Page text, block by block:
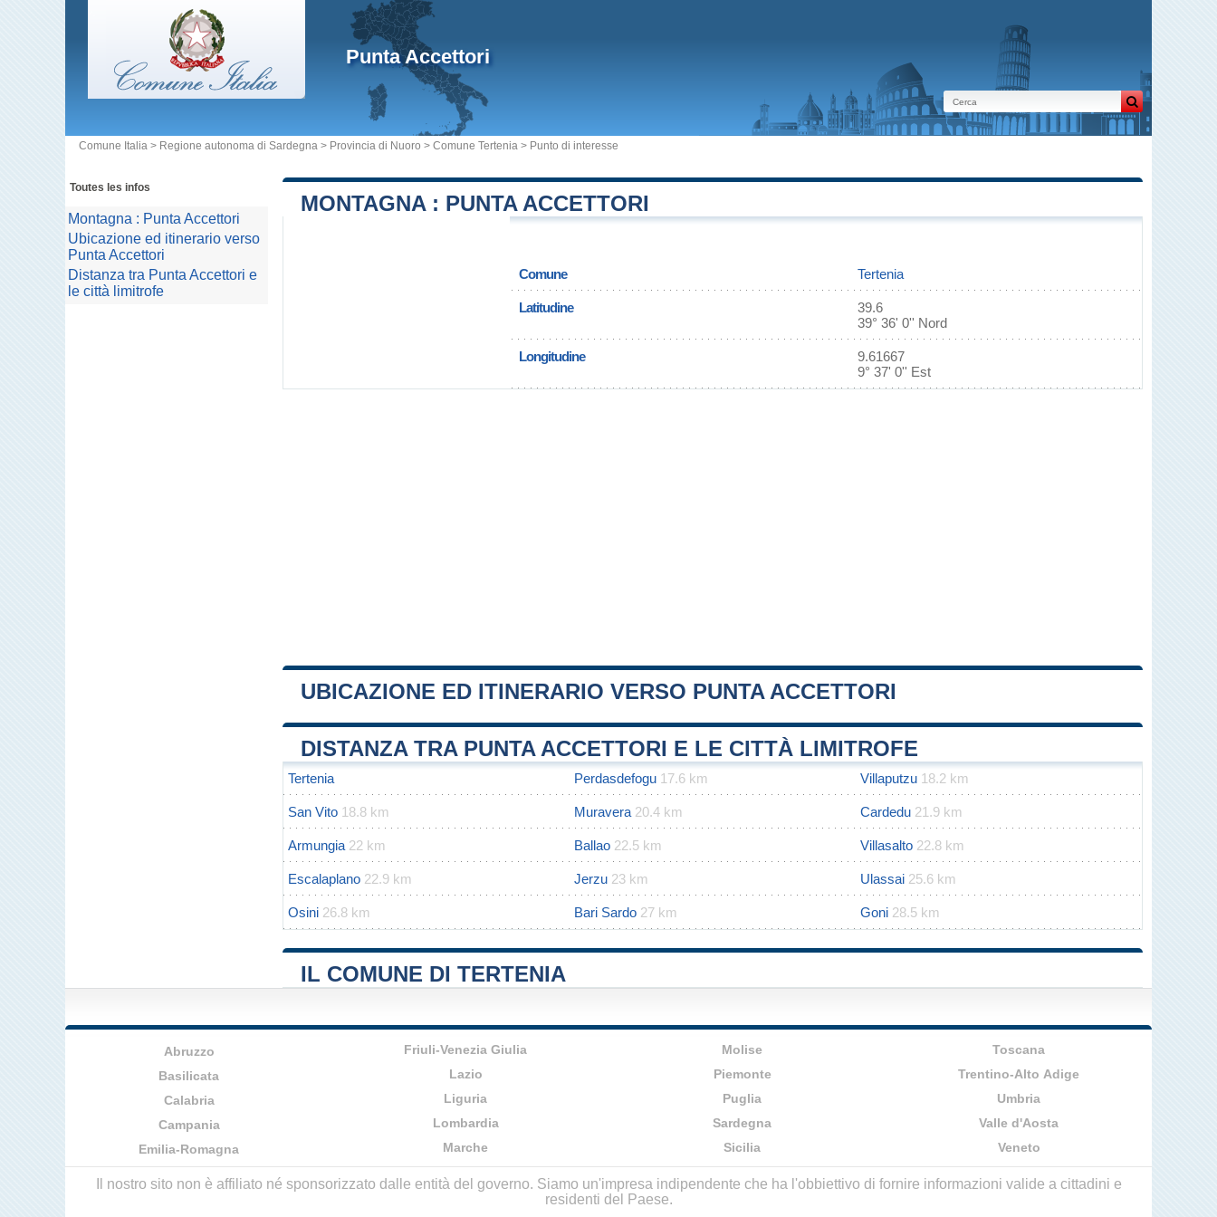
Punta Accettori
Comune Italia > Regione autonoma di Sardegna > Provincia di Nuoro > Comune Tertenia > Punto di interesse
MONTAGNA : PUNTA ACCETTORI
Comune Tertenia
Latitudine
39.6
39° 36' 0'' Nord
Longitudine
9.61667
9° 37' 0'' Est
UBICAZIONE ED ITINERARIO VERSO PUNTA ACCETTORI
+
−
DISTANZA TRA PUNTA ACCETTORI E LE CITTÀ LIMITROFE
Tertenia Perdasdefogu 17.6 km Villaputzu 18.2 km
San Vito 18.8 km Muravera 20.4 km Cardedu 21.9 km
Armungia 22 km Ballao 22.5 km Villasalto 22.8 km
Escalaplano 22.9 km Jerzu 23 km Ulassai 25.6 km
Osini 26.8 km Bari Sardo 27 km Goni 28.5 km
IL COMUNE DI TERTENIA
Toutes les infos
Montagna : Punta Accettori
Ubicazione ed itinerario verso
Punta Accettori
Distanza tra Punta Accettori e
le città limitrofe
Abruzzo
Basilicata
Calabria
Campania
Emilia-Romagna
Friuli-Venezia Giulia
Lazio
Liguria
Lombardia
Marche
Molise
Piemonte
Puglia
Sardegna
Sicilia
Toscana
Trentino-Alto Adige
Umbria
Valle d'Aosta
Veneto
Il nostro sito non è affiliato né sponsorizzato dalle entità del governo. Siamo un'impresa indipendente che ha l'obbiettivo di fornire informazioni valide a cittadini e
residenti del Paese.